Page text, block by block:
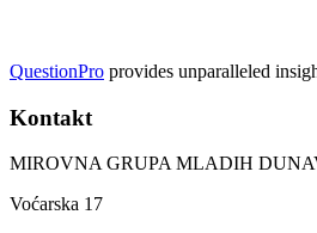
QuestionPro provides unparalleled
Kontakt
MIROVNA GRUPA MLADIH
Voćarska 17